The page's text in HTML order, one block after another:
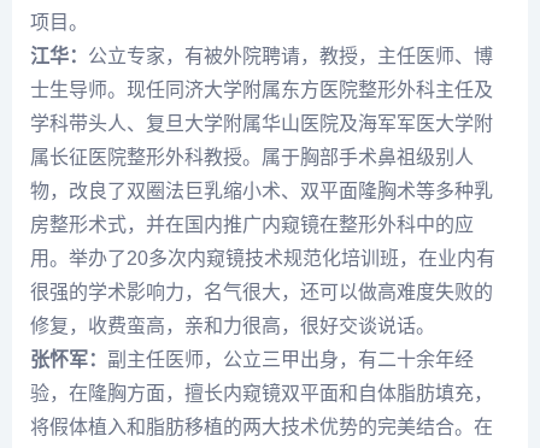
项目。
江华： 公立专家，有被外院聘请，教授，主任医师、博
士生导师。现任同济大学附属东方医院整形外科主任及
学科带头人、复旦大学附属华山医院及海军军医大学附
属长征医院整形外科教授。属于胸部手术鼻祖级别人
物，改良了双圈法巨乳缩小术、双平面隆胸术等多种乳
房整形术式，并在国内推广内窥镜在整形外科中的应
用。举办了20多次内窥镜技术规范化培训班，在业内有
很强的学术影响力，名气很大，还可以做高难度失败的
修复，收费蛮高，亲和力很高，很好交谈说话。
张怀军： 副主任医师，公立三甲出身，有二十余年经
验，在隆胸方面，擅长内窥镜双平面和自体脂肪填充，
将假体植入和脂肪移植的两大技术优势的完美结合。在